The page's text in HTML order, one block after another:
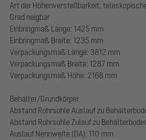
Art der Höhenverstellbarkeit:
Grad neigbar
Einbringmaß Länge: 1425 mm
Einbringmaß Breite: 1235 mm
Verpackungsmaß Länge: 3812 mm
Verpackungsmaß Breite: 1287 mm
Verpackungsmaß Höhe: 2168 mm
Behälter/Grundkörper
Abstand Rohrsohle Auslauf zu
Abstand Rohrsohle Zulauf zu
Auslauf Nennweite (DA): 110 mm